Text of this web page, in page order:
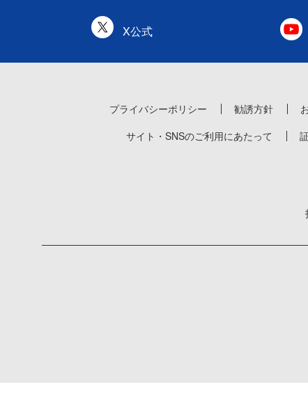
X公式
プライバシーポリシー 勧誘方針
サイト・SNSのご利用にあたって